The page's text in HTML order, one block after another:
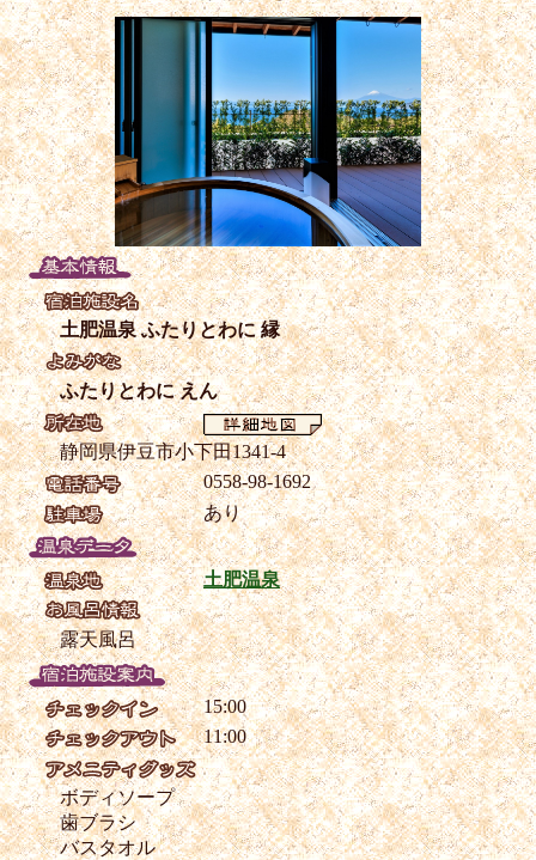
土肥温泉 ふたりとわに 縁
ふたりとわに えん
静岡県伊豆市小下田1341-4
0558-98-1692
あり
土肥温泉
露天風呂
15:00
11:00
ボディソープ
歯ブラシ
バスタオル